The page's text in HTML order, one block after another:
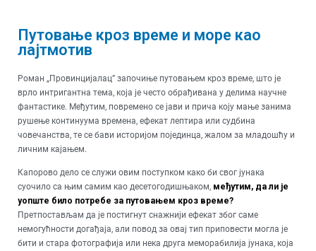
Путовање кроз време и море као
лајтмотив
Роман „Провинцијалац” започиње путовањем кроз време, што је
врло интригантна тема, која је често обрађивана у делима научне
фантастике. Међутим, повремено се јави и прича коју мање занима
рушење континуума времена, ефекат лептира или судбина
човечанства, те се бави историјом појединца, жалом за младошћу и
личним кајањем.
Капорово дело се служи овим поступком како би свог јунака
суочило са њим самим као десетогодишњаком, међутим, да ли је
уопште било потребе за путовањем кроз време?
Претпостављам да је постигнут снажнији ефекат због саме
немогућности догађаја, али повод за овај тип приповести могла је
бити и стара фотографија или нека друга меморабилија јунака, која